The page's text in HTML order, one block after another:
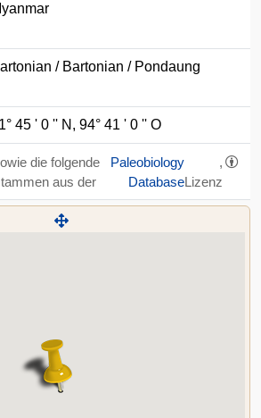
/ Bartonian / Pondaung
45 ' 0 '' N, 94° 41 ' 0 '' O
die folgende
aus der
Paleobiology
Database
,
Lizenz